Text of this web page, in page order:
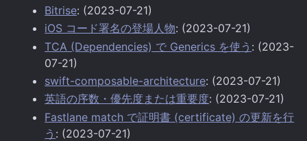
Bitrise: (2023-07-21)
iOS コード署名の登場人物: (2023-07-21)
TCA (Dependencies) で Generics を使う : (2023-
07-21)
swift-composable-architecture: (2023-07-21)
英語の序数・優先度または重要度: (2023-07-21)
Fastlane match で証明書 (certificate) の更新を行
う : (2023-07-21)